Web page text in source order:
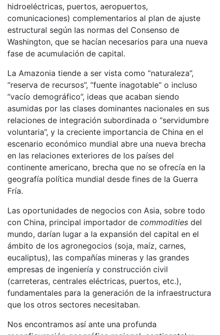
hidroeléctricas, puertos, aeropuertos,
comunicaciones) complementarios al plan de ajuste
estructural según las normas del Consenso de
Washington, que se hacían necesarios para una nueva
fase de acumulación de capital.
La Amazonia tiende a ser vista como “naturaleza”,
“reserva de recursos”, “fuente inagotable” o incluso
“vacío demográfico”, ideas que acaban siendo
asumidas por las clases dominantes nacionales en sus
relaciones de integración subordinada o “servidumbre
voluntaria”, y la creciente importancia de China en el
escenario económico mundial abre una nueva brecha
en las relaciones exteriores de los países del
continente americano, brecha que no se ofrecía en la
geografía política mundial desde fines de la Guerra
Fría.
Las oportunidades de negocios con Asia, sobre todo
con China, principal importador de commodities del
mundo, darían lugar a la expansión del capital en el
ámbito de los agronegocios (soja, maíz, carnes,
eucaliptus), las compañías mineras y las grandes
empresas de ingeniería y construcción civil
(carreteras, centrales eléctricas, puertos, etc.),
fundamentales para la generación de la infraestructura
que los otros sectores necesitaban.
Nos encontramos así ante una profunda